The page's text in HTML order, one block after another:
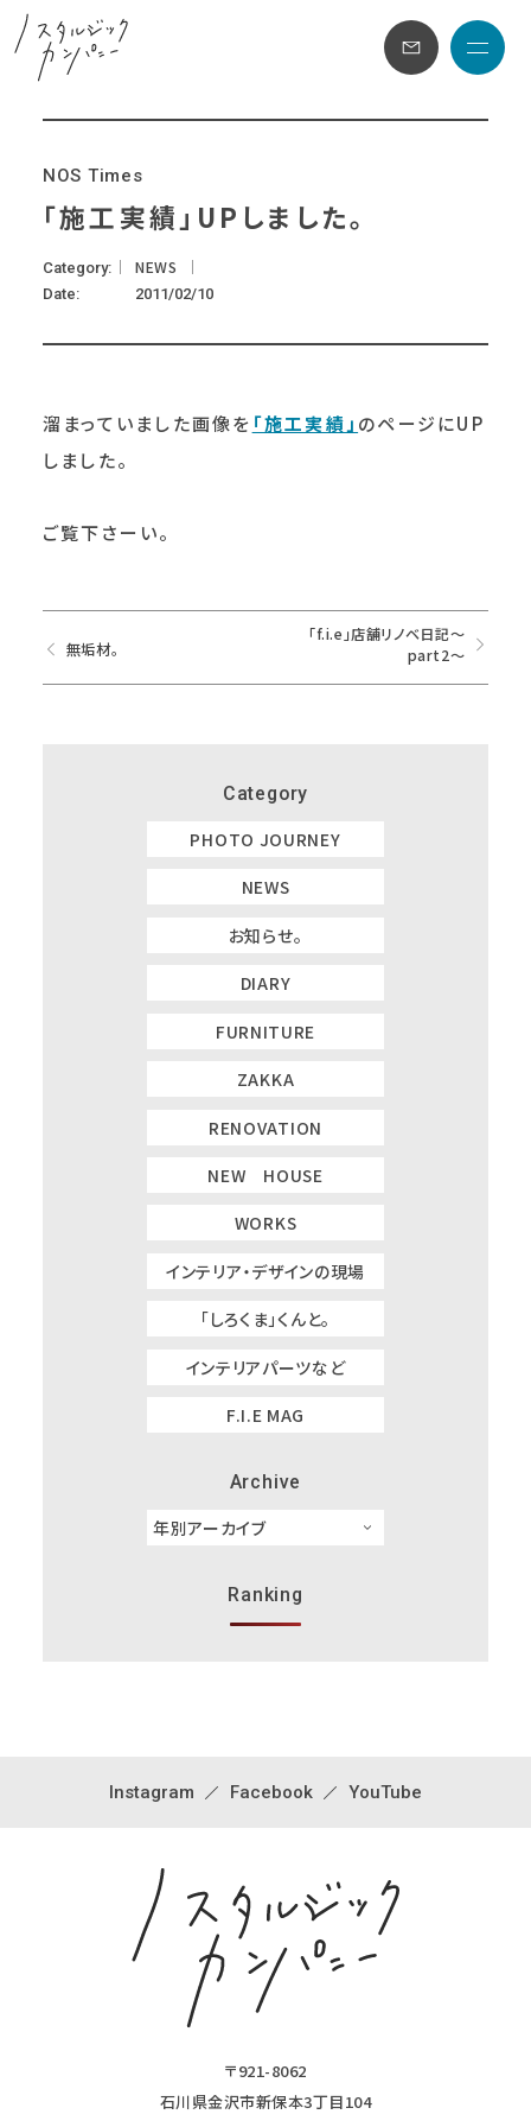
メニ
NOS Times
「施工実績」UPしました。
Category NEWS
Date 2011/02/10
溜まっていました画像を 「施工実績」 のページにUP
しました。
ご覧下さーい。
無垢材。
「f.i.e」店舗リノベ日記～
part2～
Category
PHOTO JOURNEY
NEWS
お知らせ。
DIARY
FURNITURE
ZAKKA
RENOVATION
NEW HOUSE
WORKS
インテリア・デザインの現場
「しろくま」くんと。
インテリアパーツなど
F.I.E MAG
Archive
Ranking
Instagram Facebook YouTube
〒921-8062
石川県金沢市新保本3丁目104